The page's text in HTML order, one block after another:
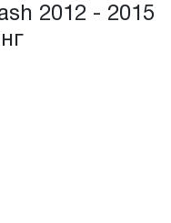
2012 - 2015